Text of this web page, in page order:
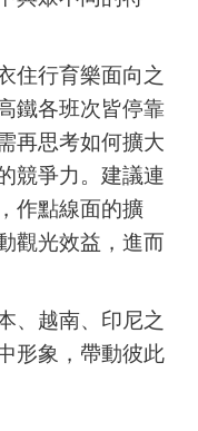
住行育樂面向之
鐵各班次皆停靠
再思考如何擴大
競爭力。建議連
作點線面的擴
觀光效益，進而
、越南、印尼之
形象，帶動彼此